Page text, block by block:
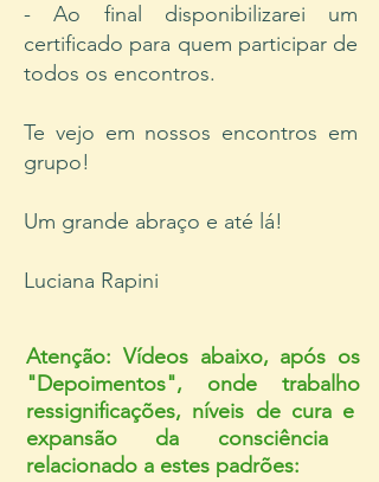
- Ao final disponibilizarei um
certificado para quem participar de
todos os encontros.
Te vejo em nossos encontros em
grupo!
Um grande abraço e até lá!
Luciana Rapini
Atenção: Vídeos abaixo, após os
"Depoimentos", onde trabalho
ressignificações, níveis de cura e
expansão da consciência
relacionado a estes padrões: